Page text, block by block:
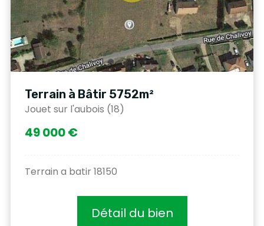
Terrain à Bâtir 5752m²
Jouet sur l'aubois (18)
49 000 €
Terrain a batir 18150
Détail du bien